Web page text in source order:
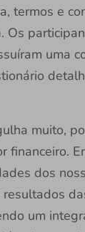
termos e
Os
uma
muito,
financeiro.
dos
um